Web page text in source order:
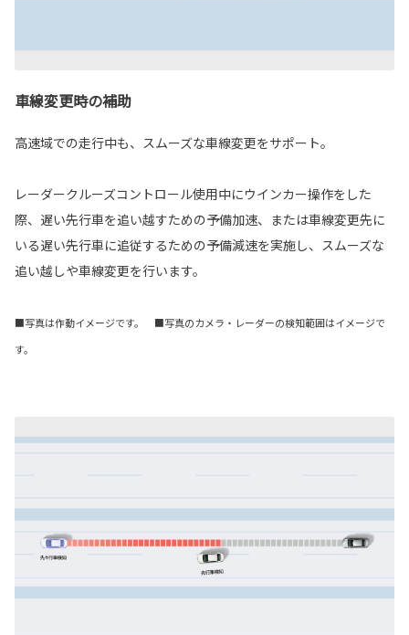
車線変更時の補助
高速域での走行中も、スムーズな車線変更をサポート。
レーダークルーズコントロール使用中にウインカー操作をした
際、遅い先行車を追い越すための予備加速、または車線変更先に
いる遅い先行車に追従するための予備減速を実施し、スムーズな
追い越しや車線変更を行います。
■写真は作動イメージです。 ■写真のカメラ・レーダーの検知範囲はイメージで
す。